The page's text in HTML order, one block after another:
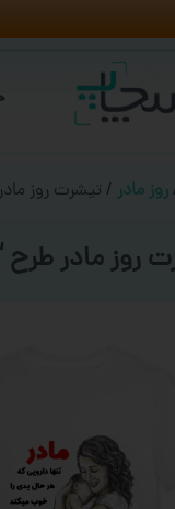
روز مادر / تیشرت روز
روز مادر طرح